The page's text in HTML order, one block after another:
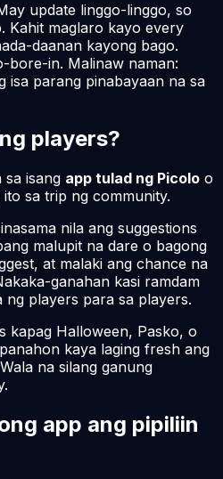
update linggo-linggo, so
Kahit maglaro kayo every
daanan kayong bago.
bore-in. Malinaw naman:
isa parang pinabayaan na sa
players?
sa isang app tulad ng Picolo o
sa trip ng community.
nila ang suggestions
malupit na dare o bagong
at malaki ang chance na
ganahan kasi ramdam
ng players para sa players.
kapag Halloween, Pasko, o
kaya laging fresh ang
na silang ganung
app ang pipiliin